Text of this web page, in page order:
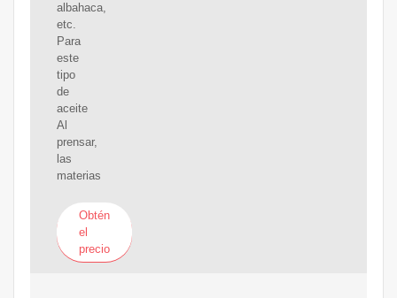
albahaca,
etc.
Para
este
tipo
de
aceite
Al
prensar,
las
materias
Obtén
el
precio